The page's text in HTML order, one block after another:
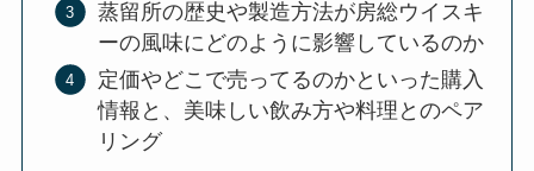
蒸留所の歴史や製造方法が房総ウイスキ
ーの風味にどのように影響しているのか
定価やどこで売ってるのかといった購入
情報と、美味しい飲み方や料理とのペア
リング